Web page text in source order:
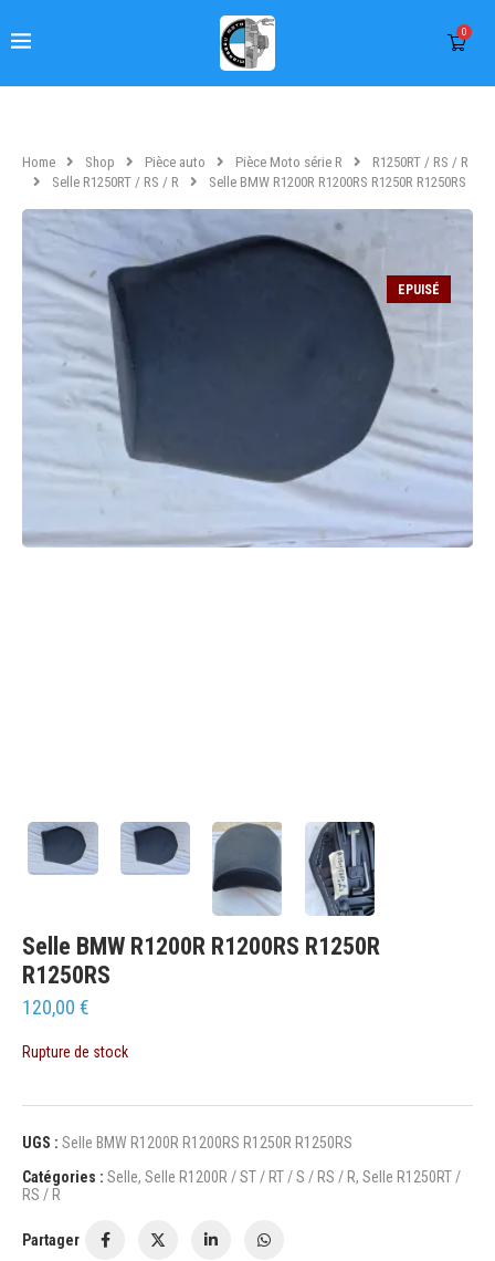
0
Home Shop Pièce auto Pièce Moto série R
R1250RT / RS / R
Selle R1250RT / RS / R
Selle BMW R1200R R1200RS R1250R R1250RS
EPUISÉ
Selle BMW R1200R R1200RS R1250R
R1250RS
120,00 €
Rupture de stock
UGS : Selle BMW R1200R R1200RS R1250R R1250RS
Catégories : Selle, Selle R1200R / ST / RT / S / RS / R, Selle R1250RT /
RS / R
Partager